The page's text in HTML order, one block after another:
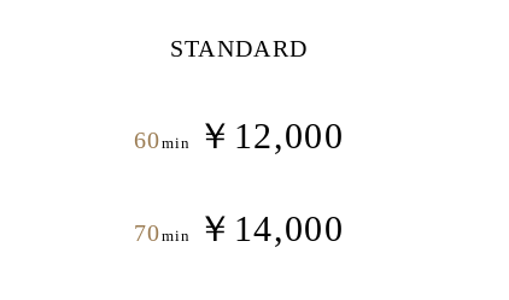
STANDARD
60min ￥12,000
70min ￥14,000